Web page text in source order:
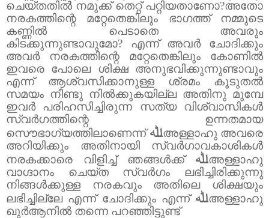
ചെയ്തതിൽ നമുക്ക് തെറ്റ് പറ്റിയതാണോ?അതോ
നരകത്തിന്റെ മറ്റേതെങ്കിലും ഭാഗത്ത് നമ്മുടെ
കണ്ണിൽ പെടാതെ അവരും
കിടക്കുന്നുണ്ടാവുമോ? എന്ന് അവർ ചോദിക്കും
അവർ നരകത്തിന്റെ മറ്റേതെങ്കിലും കോണിൽ
ഇവരെ പോലെ ശിക്ഷ അനുഭവിക്കുന്നുണ്ടാവും
എന്ന് ആശ്വസിക്കാനുള്ള ശ്രമം കൂടുതൽ
സമയം നീണ്ടു നിൽക്കുകയില്ല അതിനു മുമ്പേ
ഇവർ പരിഹസിച്ചിരുന്ന സത്യ വിശ്വാസികൾ
സ്വർഗത്തിന്റെ ഉന്നതമായ
സൌഭാഗ്യത്തിലാണെന്ന്ﷲഅള്ളാഹു അവരെ
അറിയിക്കും അതിനായി സ്വർഗാവകാശികൾ
നരകക്കാരെ വിളിച്ച് ഞങ്ങൾക്ക് ﷲഅള്ളാഹു
വാഗ്ദാനം ചെയ്ത സ്വർഗം ലഭിച്ചിരിക്കുന്നു
നിങ്ങൾക്കുള്ള നരകവും അതിലെ ശിക്ഷയും
ലഭിച്ചില്ലേ എന്ന് ചോദിക്കും എന്ന് ﷲഅള്ളാഹു
ഖുർആനിൽ തന്നെ പറഞ്ഞിട്ടുണ്ട്